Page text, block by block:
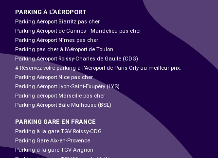
PARKING À L'AÉROPORT
Parking Aéroport Biarritz pas cher
Parking Aéroport de Cannes - Mandelieu pas cher
Parking Aéroport Nîmes pas cher
Parking pas cher à l’Aéroport de Toulon
Parking Aéroport Roissy-Charles de Gaulle (CDG)
# Réservez votre parking à l'Aéroport de Paris-Orly au meilleur prix.
Parking Aéroport Nice pas cher
Parking Aéroport Lyon-Saint-Exupéry (LYS)
Parking aéroport Marseille pas cher
Parking Aéroport Bâle-Mulhouse (BSL)
PARKING GARE EN FRANCE
Parking à la gare TGV Roissy-CDG
Parking Gare Aix-en-Provence
Parking à la gare TGV Avignon